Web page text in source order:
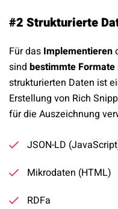
#2 Strukturierte
Für das Implementieren
sind bestimmte Formate
strukturierten Daten ist
Erstellung von Rich
für die Auszeichnung
JSON-LD
Mikrodaten (HTML)
RDFa